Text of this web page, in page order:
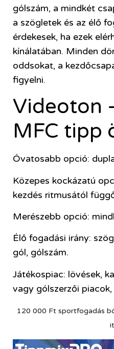
gólszám, a mindkét
a szögletek és az élő
érdekesek, ha ezek
kínálatában. Minden
oddsokat, a
figyelni.
Videoton
MFC tipp
Óvatosabb opció:
Közepes kockázatú
kezdés ritmusától
Merészebb opció:
Élő fogadási irány:
gól, gólszám.
Játékospiac: lövések,
vagy gólszerzői piacok,
120 000 Ft sportfogadás